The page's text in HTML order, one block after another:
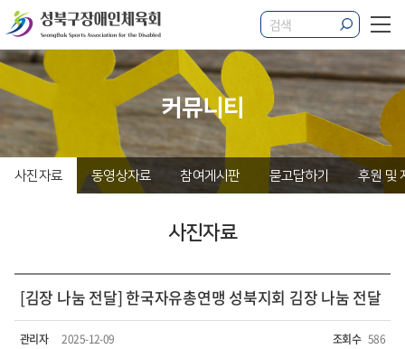
커뮤니티
사진자료 동영상자료 참여게시판 묻고답하기 후원 및
사진자료
[김장 나눔 전달] 한국자유총연맹 성북지회 김장 나눔 전달
관리자 2025-12-09 조회수 586